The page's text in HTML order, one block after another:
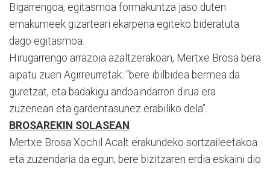
Bigarrengoa, egitasmoa formakuntza jaso duten
emakumeek gizarteari ekarpena egiteko bideratuta
dago egitasmoa.
Hirugarrengo arrazoia azaltzerakoan, Mertxe Brosa bera
aipatu zuen Agirreurretak: “bere ibilbidea bermea da
guretzat, eta badakigu andoaindarron dirua era
zuzenean eta gardentasunez erabiliko dela”.
BROSAREKIN SOLASEAN
Mertxe Brosa Xochil Acalt erakundeko sortzaileetakoa
eta zuzendaria da egun; bere bizitzaren erdia eskaini dio